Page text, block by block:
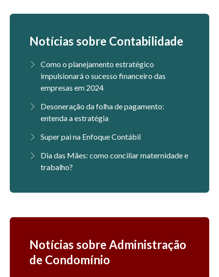
Notícias sobre Contabilidade
Como o planejamento estratégico
impulsionará o sucesso financeiro das
empresas em 2024
Desoneração da folha de pagamento:
entenda a estratégia
Super pai na Enfoque Contábil
Dia das Mães: como conciliar maternidade e
trabalho?
Notícias sobre Administração
de Condomínio